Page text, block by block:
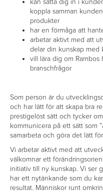
kan sätta dig in i
koppla samman
produkter
har en förmåga att
arbetar aktivt med att
delar din kunskap med
vill lära dig om
branschfrågor
Som person är du
och har lätt för att skapa bra
prestigelöst sätt och tycker
kommunicera på ett sätt som
samarbeta och göra det lätt
Vi arbetar aktivt med att
välkomnar ett
initiativ till ny kunskap. Vi ser
har ett nytänkande som du
resultat. Människor runt